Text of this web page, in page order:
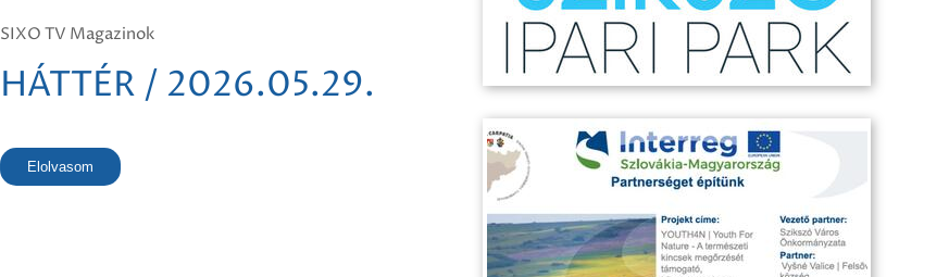
SIXO TV Magazinok
HÁTTÉR / 2026.05.29.
Elolvasom